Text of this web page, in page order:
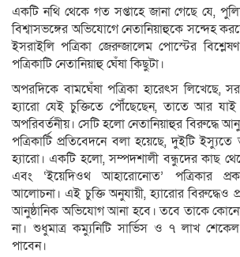
একটি নথি থেকে গত সপ্তাহে জানা গেছে যে,
বিশ্বাসভঙ্গের অভিযোগে নেতানিয়াহুকে সন্দেহ
ইসরাইলি পত্রিকা জেরুজালেম পোস্টের
পত্রিকাটি নেতানিয়াহু ঘেঁষা কিছুটা।
অপরদিকে বামঘেঁষা পত্রিকা হারেৎস লিখেছে,
হ্যারো যেই চুক্তিতে পৌঁছেছেন, তাতে আর
অপরিবর্তনীয়। সেটি হলো নেতানিয়াহুর বিরুদ্ধে
পত্রিকার্টি প্রতিবেদনে বলা হয়েছে, দুইটি
হ্যারো। একটি হলো, সম্পদশালী বন্ধুদের কাছ
এবং ‘ইয়েদিওথ আহারোনোত’ পত্রিকার
আলোচনা। এই চুক্তি অনুযায়ী, হ্যারোর বিরুদ্ধেও
আনুষ্ঠানিক অভিযোগ আনা হবে। তবে তাকে
না। শুধুমাত্র কম্যুনিটি সার্ভিস ও ৭ লাখ
পাবেন।